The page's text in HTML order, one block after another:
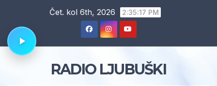
content
Čet. kol 6th, 2026 2:35:18 PM
RADIO LJUBUŠKI